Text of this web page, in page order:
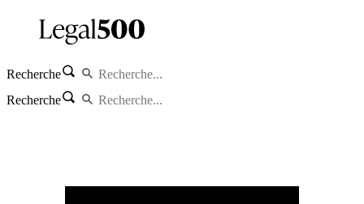
Recherche
Recherche